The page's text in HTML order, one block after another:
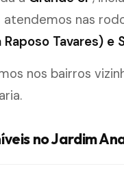
atendemos nas
Tavares) e
nos bairros
no Jardim